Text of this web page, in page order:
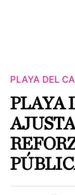
PLAYA DEL
PLAYA